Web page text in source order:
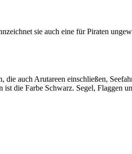
sie auch eine für Piraten
auch Arutareen einschließen,
die Farbe Schwarz. Segel, Flaggen